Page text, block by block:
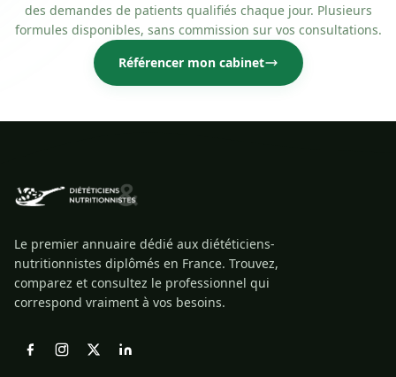
des demandes de patients qualifiés chaque jour. Plusieurs
formules disponibles, sans commission sur vos consultations.
Référencer mon cabinet
Le premier annuaire dédié aux diététiciens-
nutritionnistes diplômés en France. Trouvez,
comparez et consultez le professionnel qui
correspond vraiment à vos besoins.